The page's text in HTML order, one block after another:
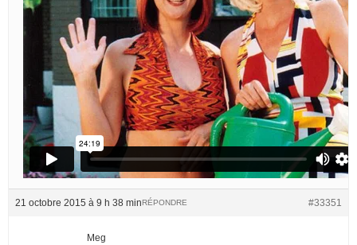
21 octobre 2015 à 9 h 38 min #33351
RÉPONDRE
Meg